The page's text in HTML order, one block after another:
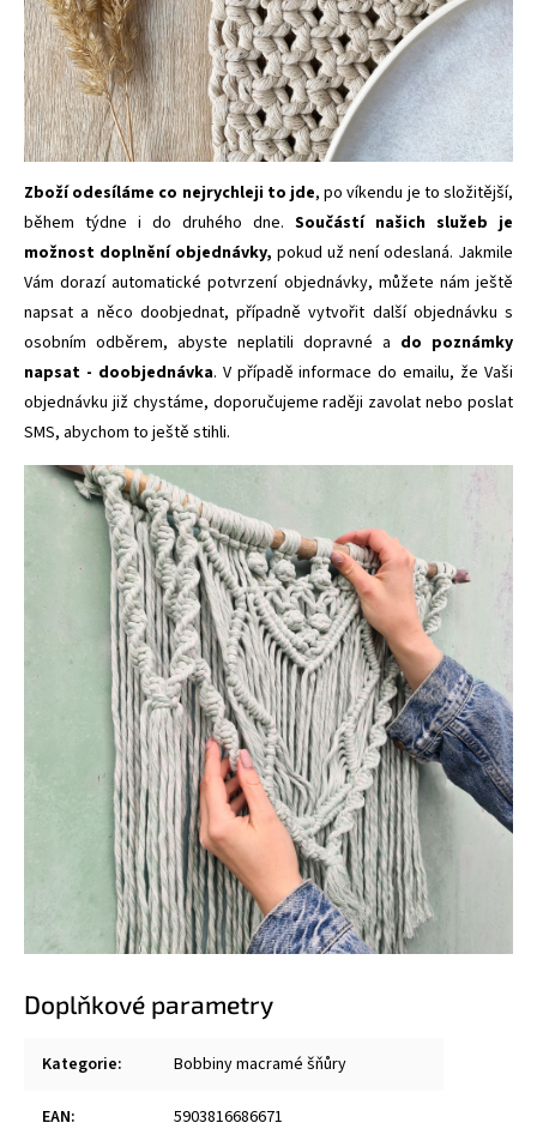
Zboží odesíláme co nejrychleji to jde, po víkendu je to složitější,
během týdne i do druhého dne. Součástí našich služeb je
možnost doplnění objednávky, pokud už není odeslaná. Jakmile
Vám dorazí automatické potvrzení objednávky, můžete nám ještě
napsat a něco doobjednat, případně vytvořit další objednávku s
osobním odběrem, abyste neplatili dopravné a do poznámky
napsat - doobjednávka. V případě informace do emailu, že Vaši
objednávku již chystáme, doporučujeme raději zavolat nebo poslat
SMS, abychom to ještě stihli.
Doplňkové parametry
Kategorie: Bobbiny macramé šňůry
EAN: 5903816686671